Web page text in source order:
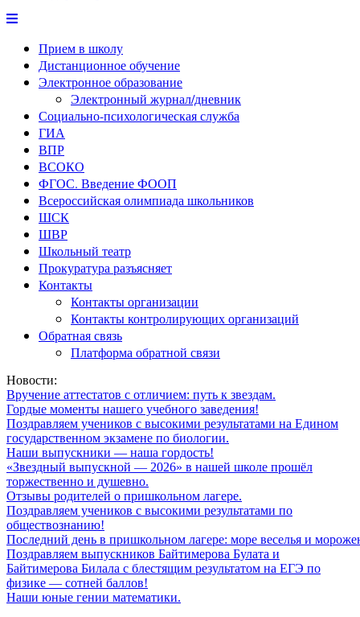
Прием в школу
Дистанционное обучение
Электронное образование
Электронный журнал/дневник
Социально-психологическая служба
ГИА
ВПР
ВСОКО
ФГОС. Введение ФООП
Всероссийская олимпиада школьников
ШСК
ШВР
Школьный театр
Прокуратура разъясняет
Контакты
Контакты организации
Контакты контролирующих организаций
Обратная связь
Платформа обратной связи
Новости:
Вручение аттестатов с отличием: путь к звездам.
Гордые моменты нашего учебного заведения!
Поздравляем учеников с высокими результатами на Едином
государственном экзамене по биологии.
Наши выпускники — наша гордость!
«Звездный выпускной — 2026» в нашей школе прошёл
торжественно и душевно.
Отзывы родителей о пришкольном лагере.
Поздравляем учеников с высокими результатами по
обществознанию!
Последний день в пришкольном лагере: море веселья и
Поздравляем выпускников Байтимерова Булата и
Байтимерова Билала с блестящим результатом на ЕГЭ по
физике — сотней баллов!
Наши юные гении математики.